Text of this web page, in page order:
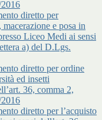
diretto per
e posa in
Liceo Medi ai sensi
a) del D.Lgs.
diretto per ordine
ed insetti
36, comma 2,
diretto per l’acquisto